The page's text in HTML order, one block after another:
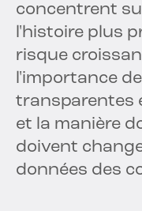
concentrent
l'histoire plus
risque
l'importance
transparentes
et la manière
doivent
données des